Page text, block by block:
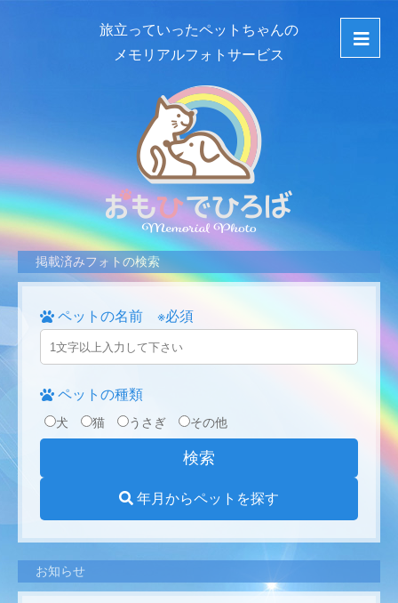
旅立っていったペットちゃんの
メモリアルフォトサービス
掲載済みフォトの検索
ペットの名前 ※必須
ペットの種類
犬 猫 うさぎ その他
年月からペットを探す
お知らせ